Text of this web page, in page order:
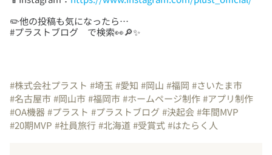
✏️他の投稿も気になったら…
#プラストブログ で検索👀🔎✨
#株式会社プラスト #埼玉 #愛知 #岡山 #福岡 #さいたま市
#名古屋市 #岡山市 #福岡市 #ホームページ制作#アプリ制作
#OA機器#プラスト #プラストブログ #決起会#年間MVP
#20期MVP #社員旅行#北海道 #受賞式#はたらく人